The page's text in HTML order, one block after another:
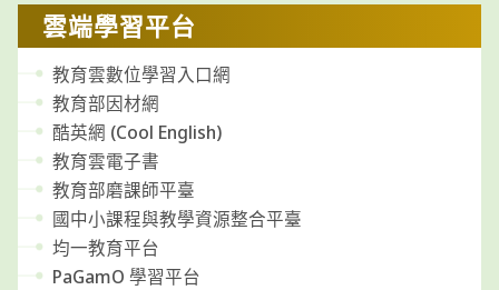
雲端學習平台
教育雲數位學習入口網
教育部因材網
酷英網 (Cool English)
教育雲電子書
教育部磨課師平臺
國中小課程與教學資源整合平臺
均一教育平台
PaGamO 學習平台